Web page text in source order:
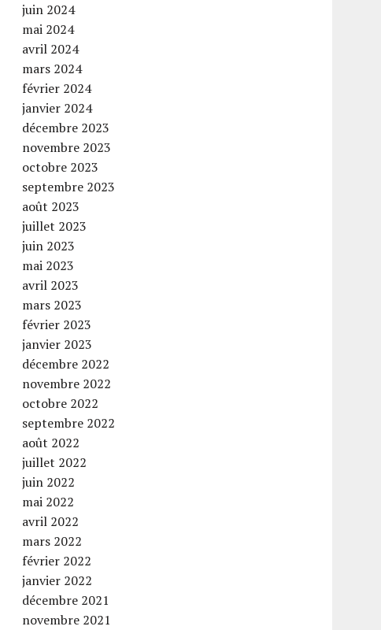
juin 2024
mai 2024
avril 2024
mars 2024
février 2024
janvier 2024
décembre 2023
novembre 2023
octobre 2023
septembre 2023
août 2023
juillet 2023
juin 2023
mai 2023
avril 2023
mars 2023
février 2023
janvier 2023
décembre 2022
novembre 2022
octobre 2022
septembre 2022
août 2022
juillet 2022
juin 2022
mai 2022
avril 2022
mars 2022
février 2022
janvier 2022
décembre 2021
novembre 2021